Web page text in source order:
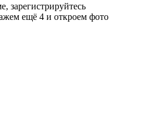
зарегистрируйтесь
ещё 4 и откроем фото